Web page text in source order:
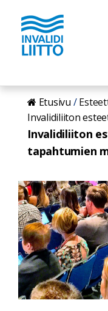
Hyppää
pääsisältöön
Etusivu
Invalidiliiton
Invalidiliiton
tapahtumien